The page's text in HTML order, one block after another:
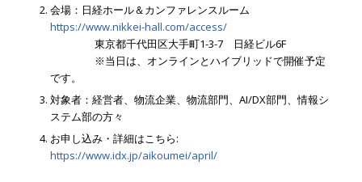
会場：日経ホール＆カンファレンスルーム
https://www.nikkei-hall.com/access/
東京都千代田区大手町1-3-7 日経ビル6F
※当日は、オンラインとハイブリッドで開催予定
です。
対象者：経営者、物流企業、物流部門、AI/DX部門、情報シ
ステム部の方々
お申し込み・詳細はこちら:
https://www.idx.jp/aikoumei/april/